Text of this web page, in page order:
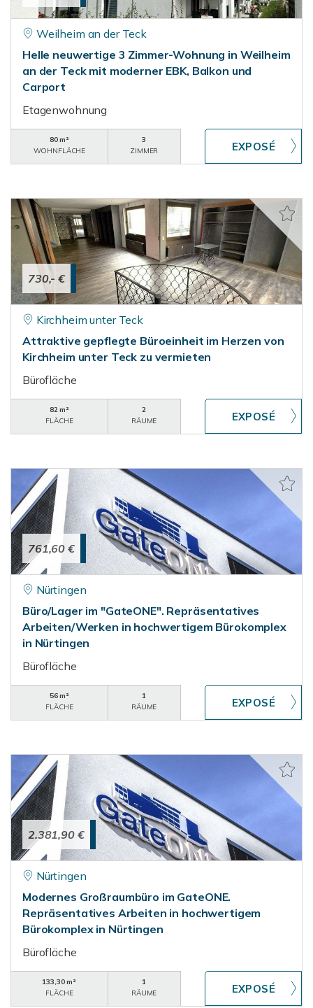
Weilheim an der Teck
Helle neuwertige 3 Zimmer-Wohnung in Weilheim
an der Teck mit moderner EBK, Balkon und
Carport
Etagenwohnung
80 m²
WOHNFLÄCHE
3
ZIMMER
730,- €
Kirchheim unter Teck
Attraktive gepflegte Büroeinheit im Herzen von
Kirchheim unter Teck zu vermieten
Bürofläche
82 m²
FLÄCHE
2
RÄUME
761,60 €
Nürtingen
Büro/Lager im "GateONE". Repräsentatives
Arbeiten/Werken in hochwertigem Bürokomplex
in Nürtingen
Bürofläche
56 m²
FLÄCHE
1
RÄUME
2.381,90 €
Nürtingen
Modernes Großraumbüro im GateONE.
Repräsentatives Arbeiten in hochwertigem
Bürokomplex in Nürtingen
Bürofläche
133,30 m²
FLÄCHE
1
RÄUME